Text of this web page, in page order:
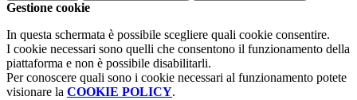
Gestione cookie
In questa schermata è possibile scegliere quali cookie consentire.
I cookie necessari sono quelli che consentono il funzionamento della
piattaforma e non è possibile disabilitarli.
Per conoscere quali sono i cookie necessari al funzionamento potete
visionare la COOKIE POLICY.